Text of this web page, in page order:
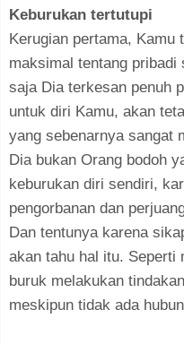
Keburukan tertutupi
Kerugian pertama, Kamu
maksimal tentang
saja Dia terkesan penuh
untuk diri Kamu, akan
yang sebenarnya sangat
Dia bukan Orang bodoh
keburukan diri sendiri,
pengorbanan dan
Dan tentunya karena
akan tahu hal itu. Seperti
buruk melakukan
meskipun tidak ada